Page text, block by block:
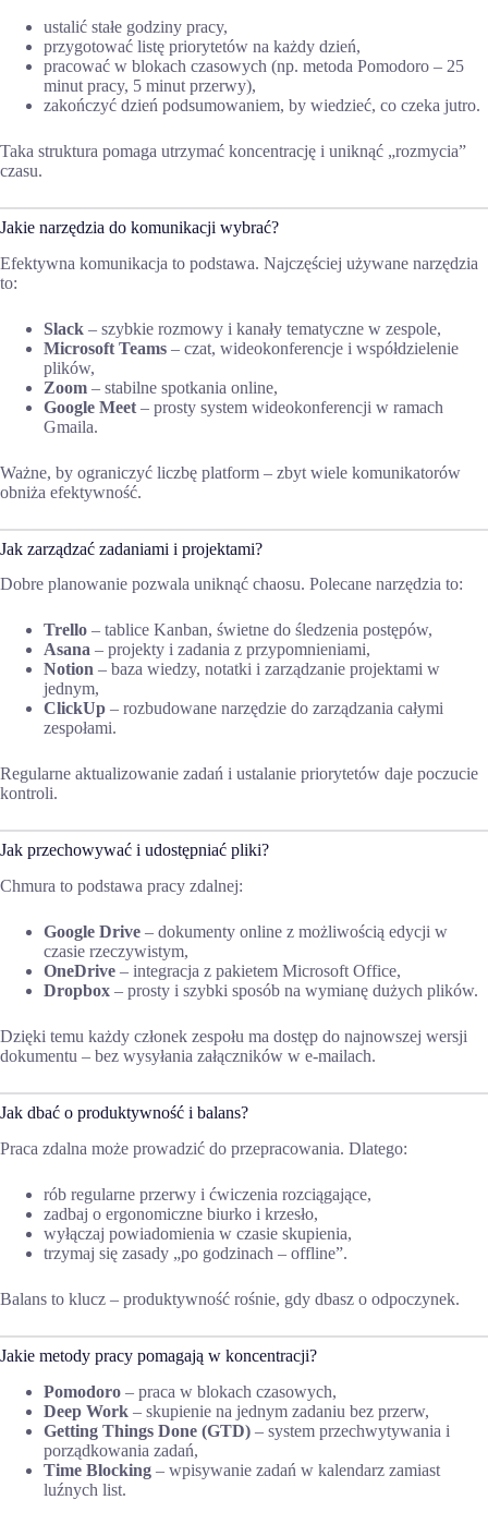
ustalić stałe godziny pracy,
przygotować listę priorytetów na każdy dzień,
pracować w blokach czasowych (np. metoda Pomodoro – 25
minut pracy, 5 minut przerwy),
zakończyć dzień podsumowaniem, by wiedzieć, co czeka jutro.
Taka struktura pomaga utrzymać koncentrację i uniknąć „rozmycia”
czasu.
Jakie narzędzia do komunikacji wybrać?
Efektywna komunikacja to podstawa. Najczęściej używane narzędzia
to:
Slack – szybkie rozmowy i kanały tematyczne w zespole,
Microsoft Teams – czat, wideokonferencje i współdzielenie
plików,
Zoom – stabilne spotkania online,
Google Meet – prosty system wideokonferencji w ramach
Gmaila.
Ważne, by ograniczyć liczbę platform – zbyt wiele komunikatorów
obniża efektywność.
Jak zarządzać zadaniami i projektami?
Dobre planowanie pozwala uniknąć chaosu. Polecane narzędzia to:
Trello – tablice Kanban, świetne do śledzenia postępów,
Asana – projekty i zadania z przypomnieniami,
Notion – baza wiedzy, notatki i zarządzanie projektami w
jednym,
ClickUp – rozbudowane narzędzie do zarządzania całymi
zespołami.
Regularne aktualizowanie zadań i ustalanie priorytetów daje poczucie
kontroli.
Jak przechowywać i udostępniać pliki?
Chmura to podstawa pracy zdalnej:
Google Drive – dokumenty online z możliwością edycji w
czasie rzeczywistym,
OneDrive – integracja z pakietem Microsoft Office,
Dropbox – prosty i szybki sposób na wymianę dużych plików.
Dzięki temu każdy członek zespołu ma dostęp do najnowszej wersji
dokumentu – bez wysyłania załączników w e-mailach.
Jak dbać o produktywność i balans?
Praca zdalna może prowadzić do przepracowania. Dlatego:
rób regularne przerwy i ćwiczenia rozciągające,
zadbaj o ergonomiczne biurko i krzesło,
wyłączaj powiadomienia w czasie skupienia,
trzymaj się zasady „po godzinach – offline”.
Balans to klucz – produktywność rośnie, gdy dbasz o odpoczynek.
Jakie metody pracy pomagają w koncentracji?
Pomodoro – praca w blokach czasowych,
Deep Work – skupienie na jednym zadaniu bez przerw,
Getting Things Done (GTD) – system przechwytywania i
porządkowania zadań,
Time Blocking – wpisywanie zadań w kalendarz zamiast
luźnych list.